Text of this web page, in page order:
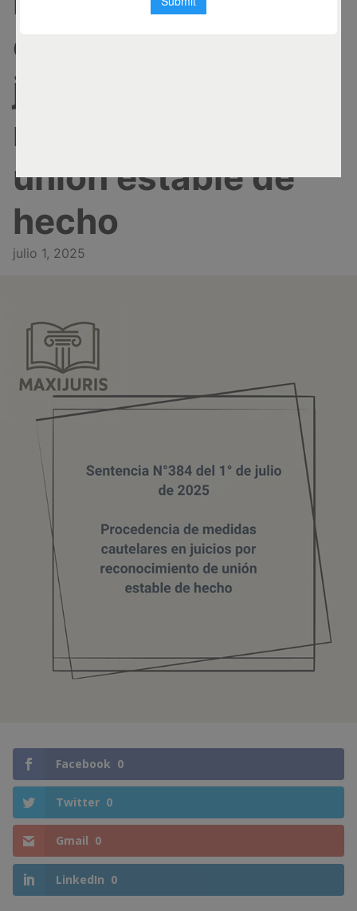
cautelares en
juicios por
reconocimiento de
unión estable de
hecho
julio 1, 2025
Facebook 0
Twitter 0
Gmail 0
LinkedIn 0